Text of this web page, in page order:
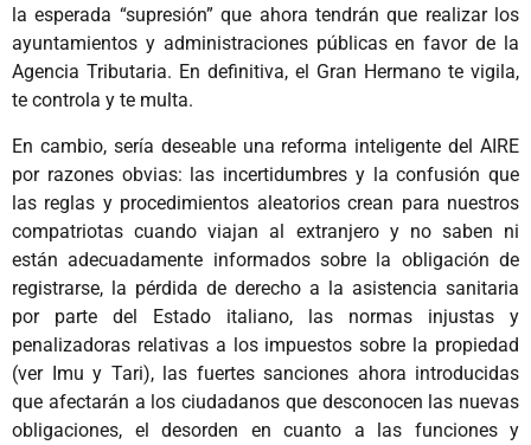
la esperada “supresión” que ahora tendrán que realizar los
ayuntamientos y administraciones públicas en favor de la
Agencia Tributaria. En definitiva, el Gran Hermano te vigila,
te controla y te multa.
En cambio, sería deseable una reforma inteligente del AIRE
por razones obvias: las incertidumbres y la confusión que
las reglas y procedimientos aleatorios crean para nuestros
compatriotas cuando viajan al extranjero y no saben ni
están adecuadamente informados sobre la obligación de
registrarse, la pérdida de derecho a la asistencia sanitaria
por parte del Estado italiano, las normas injustas y
penalizadoras relativas a los impuestos sobre la propiedad
(ver Imu y Tari), las fuertes sanciones ahora introducidas
que afectarán a los ciudadanos que desconocen las nuevas
obligaciones, el desorden en cuanto a las funciones y